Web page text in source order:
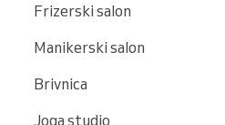
Frizerski salon
Manikerski salon
Brivnica
Joga studio